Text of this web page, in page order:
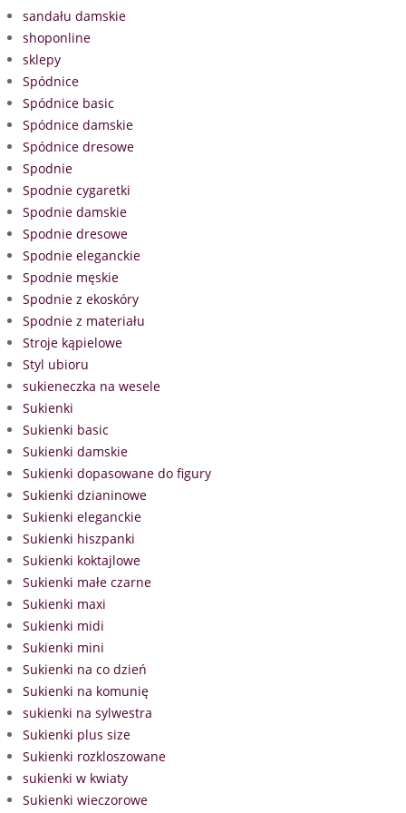
sandału damskie
shoponline
sklepy
Spódnice
Spódnice basic
Spódnice damskie
Spódnice dresowe
Spodnie
Spodnie cygaretki
Spodnie damskie
Spodnie dresowe
Spodnie eleganckie
Spodnie męskie
Spodnie z ekoskóry
Spodnie z materiału
Stroje kąpielowe
Styl ubioru
sukieneczka na wesele
Sukienki
Sukienki basic
Sukienki damskie
Sukienki dopasowane do figury
Sukienki dzianinowe
Sukienki eleganckie
Sukienki hiszpanki
Sukienki koktajlowe
Sukienki małe czarne
Sukienki maxi
Sukienki midi
Sukienki mini
Sukienki na co dzień
Sukienki na komunię
sukienki na sylwestra
Sukienki plus size
Sukienki rozkloszowane
sukienki w kwiaty
Sukienki wieczorowe